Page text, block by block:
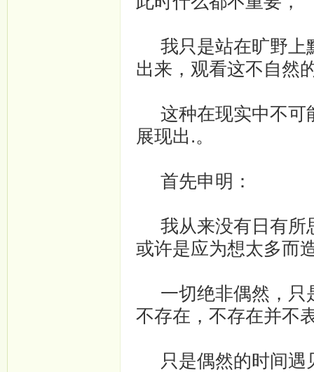
我只是站在旷野上
出来，观看这不自然
这种在现实中不可
展现出.。
首先申明：
我从来没有日有所
或许是应为想太多而
一切绝非偶然，只
不存在，不存在并不
只是偶然的时间遇